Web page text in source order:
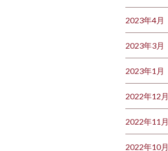
2023年4月
2023年3月
2023年1月
2022年12月
2022年11月
2022年10月